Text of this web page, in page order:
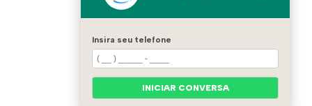
QUEM SOMOS
CONTATO
Insira seu telefone
INICIAR CONVERSA